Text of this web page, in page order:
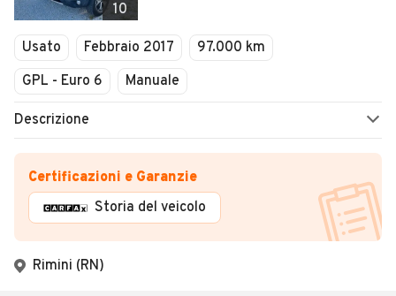
10
Usato Febbraio 2017
97.000 km
GPL - Euro 6
Manuale
Descrizione
Certificazioni e Garanzie
Storia del veicolo
Rimini (RN)